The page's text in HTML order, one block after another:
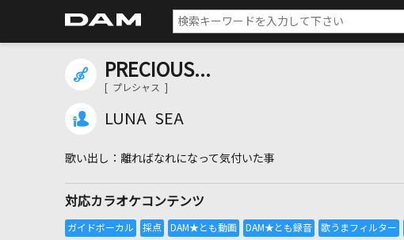
PRECIOUS...
[ プレシャス ]
LUNA SEA
離ればなれになって気付いた事
対応カラオケコンテンツ